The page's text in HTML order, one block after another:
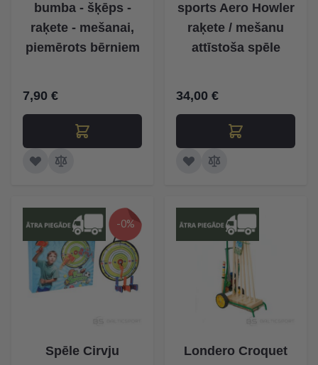
bumba - šķēps -
raķete - mešanai,
piemērots bērniem
7,90 €
sports Aero Howler
raķete / mešanu
attīstoša spēle
34,00 €
-0%
Spēle Cirvju
Londero Croquet